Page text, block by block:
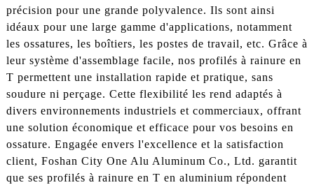
précision pour une grande polyvalence. Ils sont ainsi
idéaux pour une large gamme d'applications, notamment
les ossatures, les boîtiers, les postes de travail, etc. Grâce à
leur système d'assemblage facile, nos profilés à rainure en
T permettent une installation rapide et pratique, sans
soudure ni perçage. Cette flexibilité les rend adaptés à
divers environnements industriels et commerciaux, offrant
une solution économique et efficace pour vos besoins en
ossature. Engagée envers l'excellence et la satisfaction
client, Foshan City One Alu Aluminum Co., Ltd. garantit
que ses profilés à rainure en T en aluminium répondent